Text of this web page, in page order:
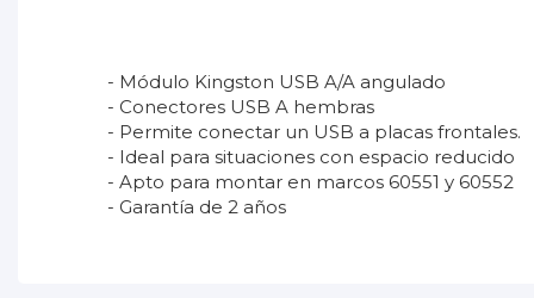
- Módulo Kingston USB A/A angulado
- Conectores USB A hembras
- Permite conectar un USB a placas frontales.
- Ideal para situaciones con espacio reducido
- Apto para montar en marcos 60551 y 60552
- Garantía de 2 años